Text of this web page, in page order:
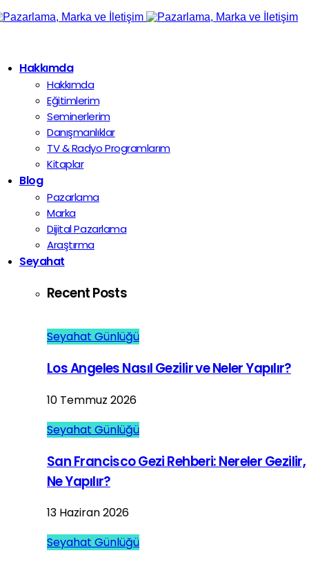
Hakkımda
Hakkımda
Eğitimlerim
Seminerlerim
Danışmanlıklar
TV & Radyo Programlarım
Kitaplar
Blog
Pazarlama
Marka
Dijital Pazarlama
Araştırma
Seyahat
Recent Posts
Seyahat Günlüğü
Los Angeles Nasıl Gezilir ve Neler Yapılır?
10 Temmuz 2026
Seyahat Günlüğü
San Francisco Gezi Rehberi: Nereler Gezilir,
Ne Yapılır?
13 Haziran 2026
Seyahat Günlüğü